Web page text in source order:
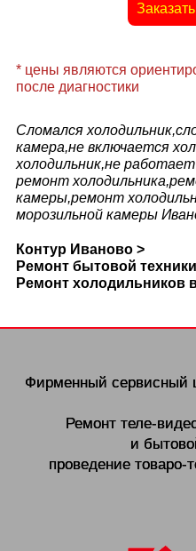
* цены являются
после диагностики
Сломался
камера,не включается
холодильник,не
ремонт
камеры,ремонт
морозильной камеры
Контур Иваново >
Ремонт бытовой
Ремонт холодильников
Фирменный сервисный
Ремонт теле-
и
проведение товаро-